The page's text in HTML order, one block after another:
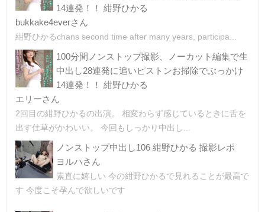
14連発！！ 紺野ひかる
bukkake4everさん
紺野ひかるchans second time after many years, participa...
100分間ノンストップ撮影、ノーカット編集で生
中出し28連発に追いピストンお掃除でぶっかけ
14連発！！ 紺野ひかる
エリーさん
2回目の紺野ひかるの出演。 相変わらず感じているときに舌を
出す仕草がかわいい。 今回もしっかり中出し...
ノンストップ中出し106 紺野ひかる 撮影レポ
ヨルハさん
素直に嬉しい 今の紺野ひかるで見れることが最高で
す 今度こそ孕んで欲しいです